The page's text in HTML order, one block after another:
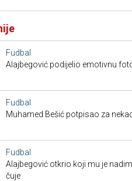
Fudbal
Alajbegović podijelio emotivnu
Fudbal
Muhamed Bešić potpisao za
Fudbal
Alajbegović otkrio koji mu je
čuje